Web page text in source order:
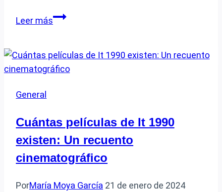
Leer másQuiénes
ejército
realista
de
Independencia
General
Cuántas películas de It 1990
existen: Un recuento
cinematográfico
PorMaría Moya García 21 de enero de 2024